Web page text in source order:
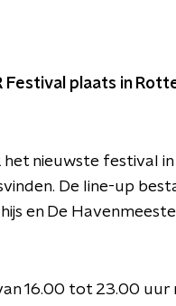
plaats in
nieuwste festival
De line-up
en De
16.00 tot 23.00 uur